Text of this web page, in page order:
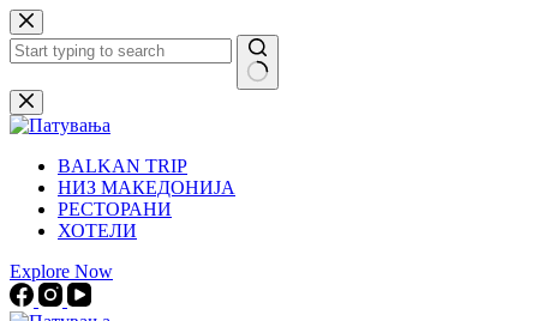
Skip
to
content
No
results
BALKAN TRIP
НИЗ МАКЕДОНИЈА
РЕСТОРАНИ
ХОТЕЛИ
Explore Now